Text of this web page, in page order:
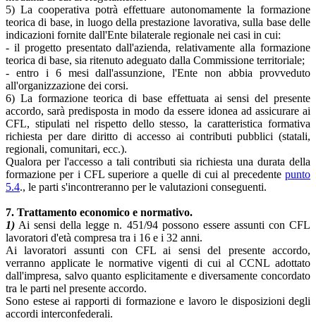
5) La cooperativa potrà effettuare autonomamente la formazione
teorica di base, in luogo della prestazione lavorativa, sulla base delle
indicazioni fornite dall'Ente bilaterale regionale nei casi in cui:
- il progetto presentato dall'azienda, relativamente alla formazione
teorica di base, sia ritenuto adeguato dalla Commissione territoriale;
- entro i 6 mesi dall'assunzione, l'Ente non abbia provveduto
all'organizzazione dei corsi.
6) La formazione teorica di base effettuata ai sensi del presente
accordo, sarà predisposta in modo da essere idonea ad assicurare ai
CFL, stipulati nel rispetto dello stesso, la caratteristica formativa
richiesta per dare diritto di accesso ai contributi pubblici (statali,
regionali, comunitari, ecc.).
Qualora per l'accesso a tali contributi sia richiesta una durata della
formazione per i CFL superiore a quelle di cui al precedente punto
5.4., le parti s'incontreranno per le valutazioni conseguenti.
7. Trattamento economico e normativo.
1) Ai sensi della legge n. 451/94 possono essere assunti con CFL
lavoratori d'età compresa tra i 16 e i 32 anni.
Ai lavoratori assunti con CFL ai sensi del presente accordo,
verranno applicate le normative vigenti di cui al CCNL adottato
dall'impresa, salvo quanto esplicitamente e diversamente concordato
tra le parti nel presente accordo.
Sono estese ai rapporti di formazione e lavoro le disposizioni degli
accordi interconfederali.